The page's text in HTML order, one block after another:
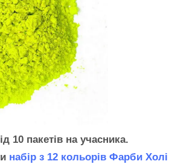
10 пакетів на учасника.
набір з 12 кольорів Фарби Холі